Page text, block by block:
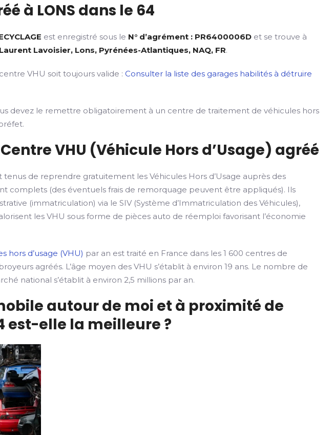
à LONS dans le 64
est enregistré sous le N° d’agrément : PR6400006D et se trouve à
Lavoisier, Lons, Pyrénées-Atlantiques, NAQ, FR.
VHU soit toujours valide : Consulter la liste des garages habilités à détruire
devez le remettre obligatoirement à un centre de traitement de véhicules hors
VHU (Véhicule Hors d’Usage) agréé
tenus de reprendre gratuitement les Véhicules Hors d’Usage auprès des
complets (des éventuels frais de remorquage peuvent être appliqués). Ils
(immatriculation) via le SIV (Système d’Immatriculation des Véhicules),
les VHU sous forme de pièces auto de réemploi favorisant l’économie
hors d’usage (VHU) par an est traité en France dans les 1 600 centres de
agréés. L’âge moyen des VHU s’établit à environ 19 ans. Le nombre de
national s’établit à environ 2,5 millions par an.
autour de moi et à proximité de
est-elle la meilleure ?